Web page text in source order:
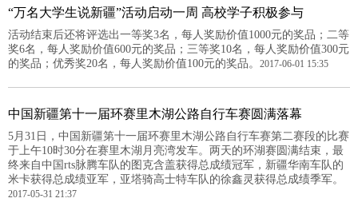
“万名大学生说新疆”活动启动一周 高校学子积极参与
活动结束后还将评选出一等奖3名，每人奖励价值1000元的奖品；二等
奖6名，每人奖励价值600元的奖品；三等奖10名，每人奖励价值300元
的奖品；优秀奖20名，每人奖励价值100元的奖品。 2017-06-01 15:35
中国新疆第十一届环赛里木湖公路自行车赛圆满落幕
5月31日，中国新疆第十一届环赛里木湖公路自行车赛第二赛段的比赛
于上午10时30分在赛里木湖月亮湾发车。两天的环湖赛圆满结束，最
终来自中国rts脉腾车队的图克含盖获得总成绩冠军，新疆华南车队的
米卡获得总成绩亚军，亚塔骑高士特车队的徐鑫灵获得总成绩季军。
2017-05-31 21:37